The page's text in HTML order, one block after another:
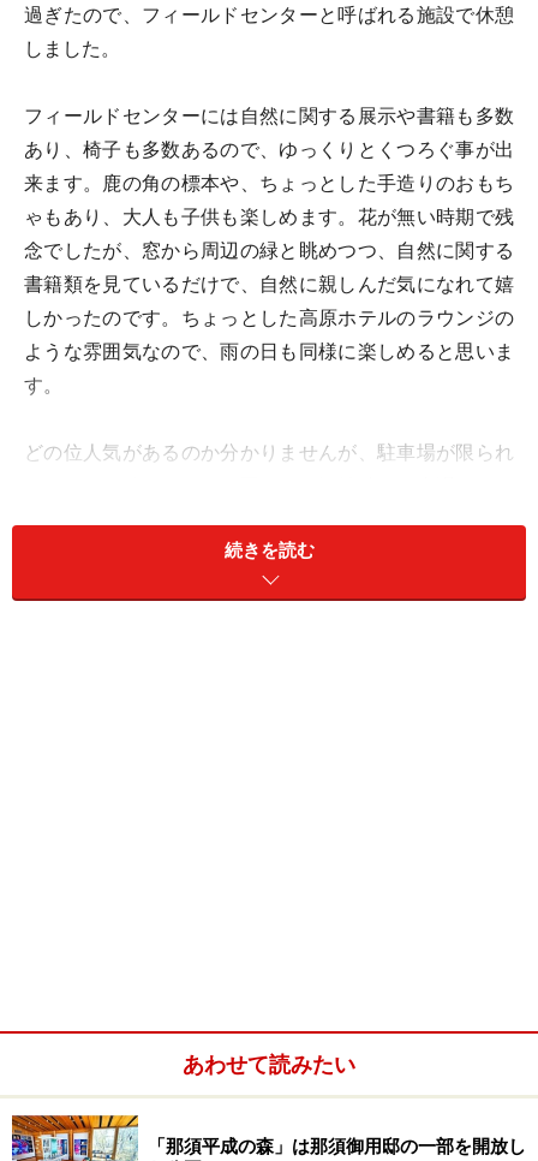
過ぎたので、フィールドセンターと呼ばれる施設で休憩
しました。
フィールドセンターには自然に関する展示や書籍も多数
あり、椅子も多数あるので、ゆっくりとくつろぐ事が出
来ます。鹿の角の標本や、ちょっとした手造りのおもち
ゃもあり、大人も子供も楽しめます。花が無い時期で残
念でしたが、窓から周辺の緑と眺めつつ、自然に関する
書籍類を見ているだけで、自然に親しんだ気になれて嬉
しかったのです。ちょっとした高原ホテルのラウンジの
ような雰囲気なので、雨の日も同様に楽しめると思いま
す。
どの位人気があるのか分かりませんが、駐車場が限られ
満車で入れない事も考えられます。雨の日に来る人は少
ないと思いますが、極力早く行くのがお勧めです。
続きを読む
あわせて読みたい
「那須平成の森」は那須御用邸の一部を開放し